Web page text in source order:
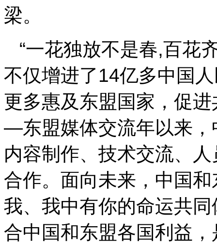
梁。
“一花独放不是春,百花
不仅增进了14亿多中国
更多惠及东盟国家，促
—东盟媒体交流年以来，
内容制作、技术交流、
合作。面向未来，中国
我、我中有你的命运共
合中国和东盟各国利益